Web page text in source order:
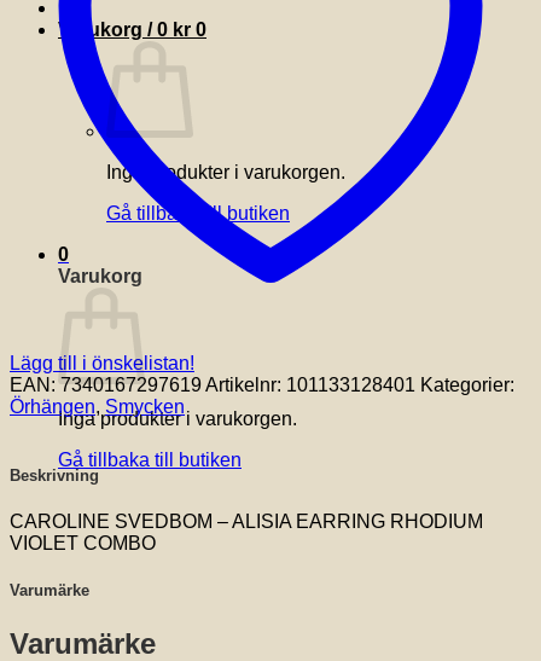
Varukorg /0 kr 0
Inga produkter i varukorgen.
Gå tillbaka till butiken
0
Varukorg
Inga produkter i varukorgen.
Gå tillbaka till butiken
Lägg till i önskelistan!
EAN:7340167297619Artikelnr: 101133128401 Kategorier:
Örhängen, Smycken
Beskrivning
CAROLINE SVEDBOM – ALISIA EARRING RHODIUM
VIOLET COMBO
Varumärke
Varumärke